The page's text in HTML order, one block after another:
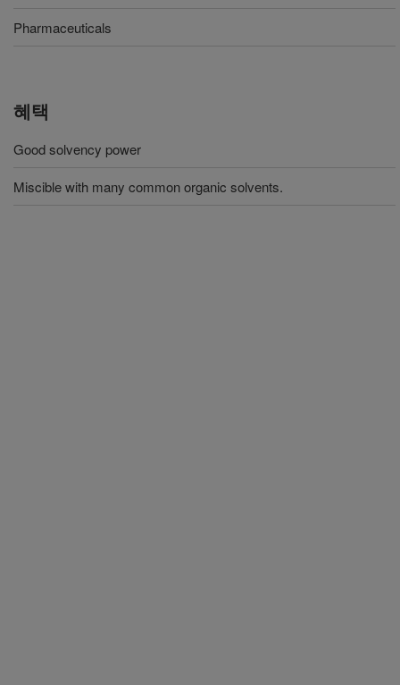
Pharmaceuticals
혜택
Good solvency power
Miscible with many common organic solvents.